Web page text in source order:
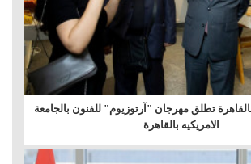
بالقاهرة تطلق مهرجان "آرتوزيوم" للفنون بالجامعة
الامريكيه بالقاهرة